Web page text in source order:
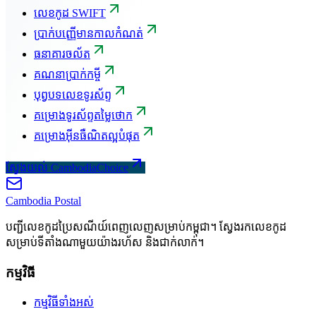
លេខកូដ SWIFT
ប្រាក់បញ្ញើមានកាលកំណត់
ធនាគារចល័ត
គណនាប្រាក់កម្ចី
បុព្វបទលេខទូរស័ព្ទ
គម្រោងទូរស័ព្ទតម្លៃថោក
គម្រោងអ៊ីនធឺណិតល្អបំផុត
ស្វែងយល់ CambodiaChoice
Cambodia Postal
បញ្ជីលេខកូដប្រៃសណីយ៍ពេញលេញសម្រាប់កម្ពុជា។ ស្វែងរកលេខកូដ
សម្រាប់ទីតាំងណាមួយយ៉ាងរហ័ស និងជាក់លាក់។
កម្មវិធី
កម្មវិធីទាំងអស់